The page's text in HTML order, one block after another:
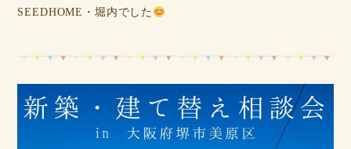
SEEDHOME・堀内でした